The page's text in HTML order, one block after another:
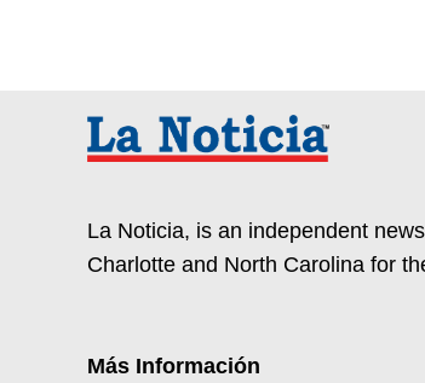
La Noticia, is an independent
Charlotte and North Carolina for
Más Información